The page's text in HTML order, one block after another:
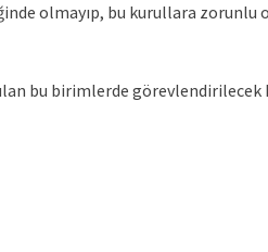
olmayıp, bu kurullara zorunlu
bu birimlerde